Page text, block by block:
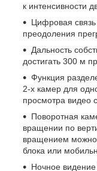
к интенсивности
Цифровая
преодоления
Дальность
достигать 300 м
Функция
2-х камер для
просмотра видео
Поворотная
вращении по
вращением можно
блока или
Ночное видение